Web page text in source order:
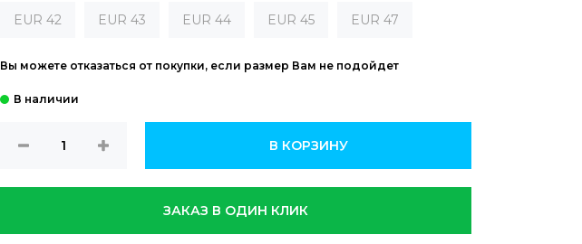
EUR 42 EUR 43 EUR 44 EUR 45 EUR 47
Вы можете отказаться от покупки, если размер Вам не подойдет
В КОРЗИНУ
ЗАКАЗ В ОДИН КЛИК